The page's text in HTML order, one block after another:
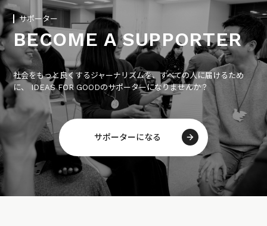
サポーター
BECOME A SUPPORTER
社会をもっと良くするジャーナリズムを、すべての人に届けるため
に、 IDEAS FOR GOODのサポーターになりませんか？
サポーターになる